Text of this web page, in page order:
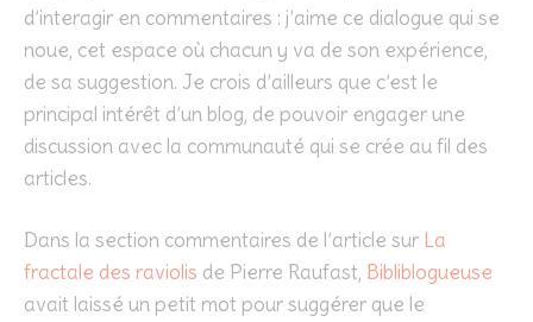
d’interagir en commentaires : j’aime ce dialogue qui se
noue, cet espace où chacun y va de son expérience,
de sa suggestion. Je crois d’ailleurs que c’est le
principal intérêt d’un blog, de pouvoir engager une
discussion avec la communauté qui se crée au fil des
articles.
Dans la section commentaires de l’article sur La
fractale des raviolis de Pierre Raufast, Bibliblogueuse
avait laissé un petit mot pour suggérer que le